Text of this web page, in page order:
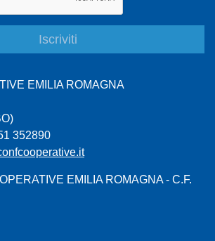
EMILIA ROMAGNA
352890
EMILIA ROMAGNA - C.F.